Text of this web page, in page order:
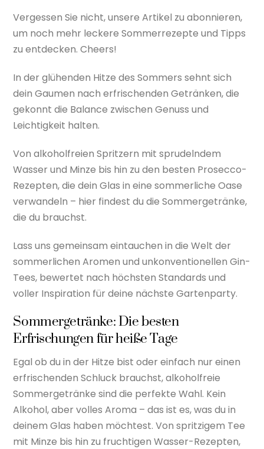
Vergessen Sie nicht, unsere Artikel zu abonnieren,
um noch mehr leckere Sommerrezepte und Tipps
zu entdecken. Cheers!
In der glühenden Hitze des Sommers sehnt sich
dein Gaumen nach erfrischenden Getränken, die
gekonnt die Balance zwischen Genuss und
Leichtigkeit halten.
Von alkoholfreien Spritzern mit sprudelndem
Wasser und Minze bis hin zu den besten Prosecco-
Rezepten, die dein Glas in eine sommerliche Oase
verwandeln – hier findest du die Sommergetränke,
die du brauchst.
Lass uns gemeinsam eintauchen in die Welt der
sommerlichen Aromen und unkonventionellen Gin-
Tees, bewertet nach höchsten Standards und
voller Inspiration für deine nächste Gartenparty.
Sommergetränke: Die besten
Erfrischungen für heiße Tage
Egal ob du in der Hitze bist oder einfach nur einen
erfrischenden Schluck brauchst, alkoholfreie
Sommergetränke sind die perfekte Wahl. Kein
Alkohol, aber volles Aroma – das ist es, was du in
deinem Glas haben möchtest. Von spritzigem Tee
mit Minze bis hin zu fruchtigen Wasser-Rezepten,